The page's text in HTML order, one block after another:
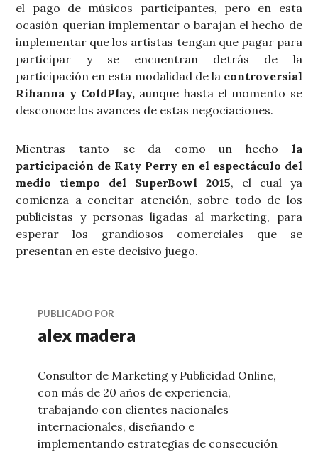
el pago de músicos participantes, pero en esta
ocasión querían implementar o barajan el hecho de
implementar que los artistas tengan que pagar para
participar y se encuentran detrás de la
participación en esta modalidad de la controversial
Rihanna y ColdPlay, aunque hasta el momento se
desconoce los avances de estas negociaciones.
Mientras tanto se da como un hecho la
participación de Katy Perry en el espectáculo del
medio tiempo del SuperBowl 2015, el cual ya
comienza a concitar atención, sobre todo de los
publicistas y personas ligadas al marketing, para
esperar los grandiosos comerciales que se
presentan en este decisivo juego.
PUBLICADO POR
alex madera
Consultor de Marketing y Publicidad Online,
con más de 20 años de experiencia,
trabajando con clientes nacionales
internacionales, diseñando e
implementando estrategias de consecución